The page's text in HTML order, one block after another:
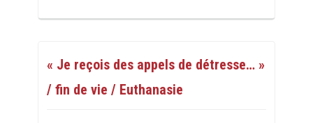
« Je reçois des appels de détresse… »
/ fin de vie / Euthanasie